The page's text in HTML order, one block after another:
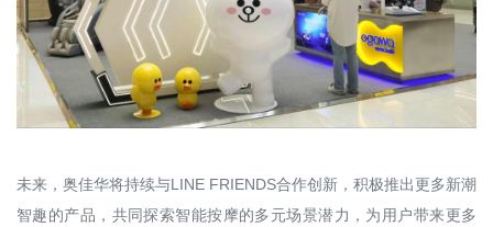
未来，奥佳华将持续与LINE FRIENDS合作创新，积极推出更多新潮
智趣的产品，共同探索智能按摩的多元场景潜力，为用户带来更多